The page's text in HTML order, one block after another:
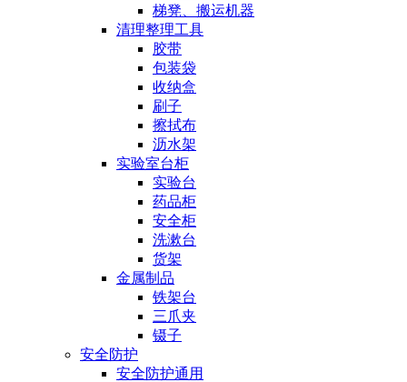
梯凳、搬运机器
清理整理工具
胶带
包装袋
收纳盒
刷子
擦拭布
沥水架
实验室台柜
实验台
药品柜
安全柜
洗漱台
货架
金属制品
铁架台
三爪夹
镊子
安全防护
安全防护通用